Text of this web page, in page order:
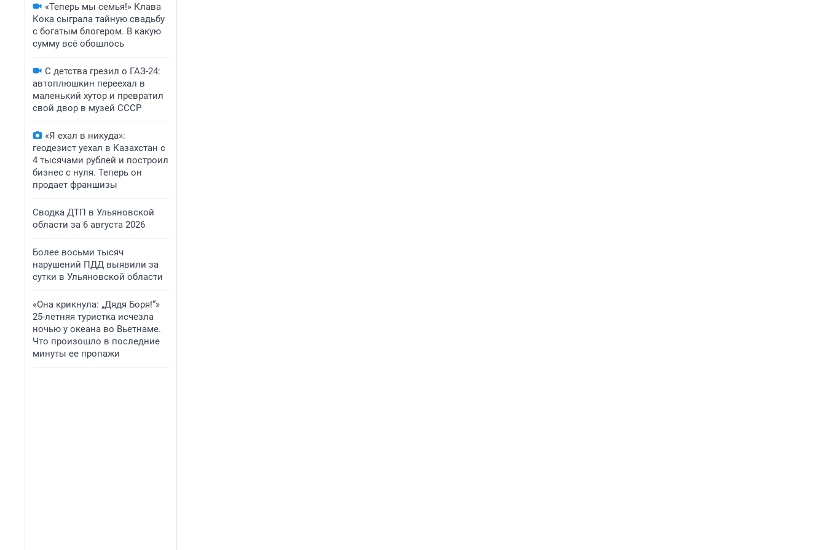
«Теперь мы семья!» Клава
Кока сыграла тайную свадьбу
с богатым блогером. В какую
сумму всё обошлось
С детства грезил о ГАЗ-24:
автоплюшкин переехал в
маленький хутор и превратил
свой двор в музей СССР
«Я ехал в никуда»:
геодезист уехал в Казахстан с
4 тысячами рублей и построил
бизнес с нуля. Теперь он
продает франшизы
Сводка ДТП в Ульяновской
области за 6 августа 2026
Более восьми тысяч
нарушений ПДД выявили за
сутки в Ульяновской области
«Она крикнула: „Дядя Боря!“»
25-летняя туристка исчезла
ночью у океана во Вьетнаме.
Что произошло в последние
минуты ее пропажи